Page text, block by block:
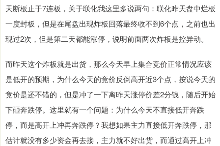
天断板止于7连板，关于联化我这里多说两句：联化昨天盘中烂板
一度封板，但是在尾盘出现炸板回落最终收不到6个点，之前也出
现过2次，但是第二天都能涨停，说明前面两次炸板是控异动。
而昨天这个炸板就是出货，那么今天早上集合竞价正常情况应该
是低开的预期，为什么今天的竞价反倒高开近3个点，按说今天的
竞价是还不错的，但是冲了一下离昨天涨停价差2分钱，随后开始
下砸奔跌停。这里就有一个问题：为什么今天不直接低开奔跌
停，而是高开上冲再奔跌停？我想如果主力直接低开奔跌停，那
估计就没有多少资金再去接，主力就不好出货，而通过高开上冲